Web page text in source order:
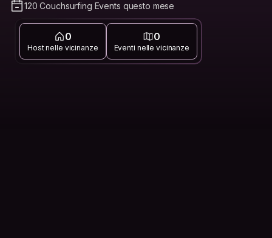
120 Couchsurfing Events questo mese
0
Host nelle vicinanze
0
Eventi nelle vicinanze